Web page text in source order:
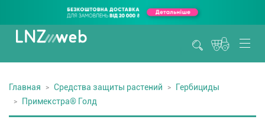
Главная Средства защиты растений
Гербициды
Примекстра® Голд